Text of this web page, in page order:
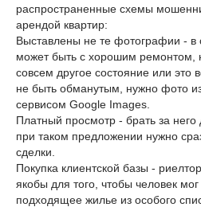
распространенные схемы
арендой квартир:
Выставлены не те фотографии - в
может быть с хорошим ремонтом,
совсем другое состояние или это
не быть обманутым, нужно фото
сервисом Google Images.
Платный просмотр - брать за него
при таком предложении нужно
сделки.
Покупка клиентской базы -
якобы для того, чтобы человек
подходящее жилье из особого